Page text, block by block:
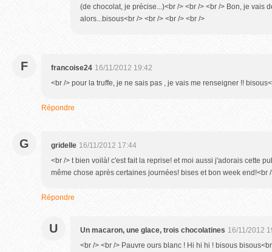
(de chocolat, je précise...)<br /> <br /> <br /> Bon, je vais
alors...bisous<br /> <br /> <br /> <br />
F francoise24 16/11/2012 19:42
<br /> pour la truffe, je ne sais pas , je vais me renseigner !!
Répondre
G gridelle 16/11/2012 17:44
<br /> t bien voilà! c'est fait la reprise! et moi aussi j'adorais cette
même chose après certaines journées! bises et bon week end!<br
Répondre
U Un macaron, une glace, trois chocolatines 16/11/2012
<br /> <br /> Pauvre ours blanc ! Hi hi hi ! bisous